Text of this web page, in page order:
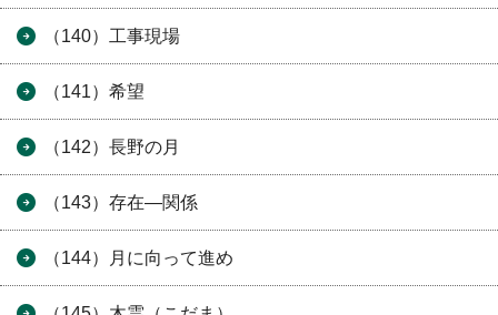
（140）工事現場
（141）希望
（142）長野の月
（143）存在―関係
（144）月に向って進め